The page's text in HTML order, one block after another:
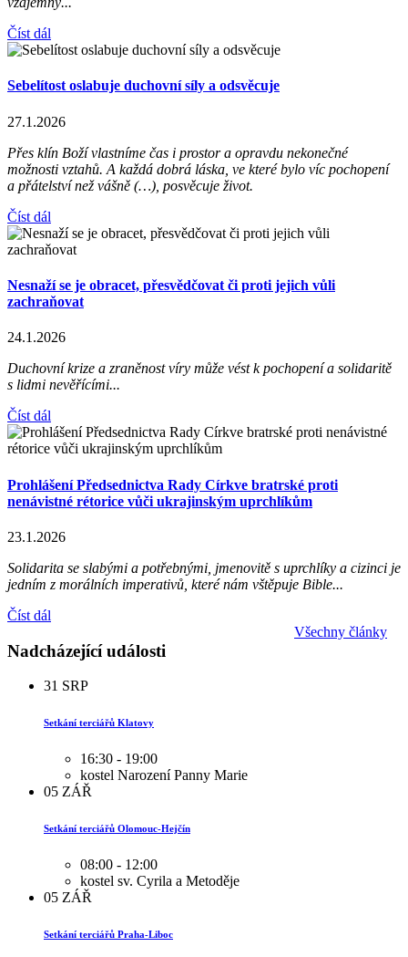
Číst dál
Sebelítost oslabuje duchovní síly a odsvěcuje
27.1.2026
Přes klín Boží vlastníme čas i prostor a opravdu nekonečné
možnosti vztahů. A každá dobrá láska, ve které bylo víc pochopení
a přátelství než vášně (…), posvěcuje život.
Číst dál
Nesnaží se je obracet, přesvědčovat či proti jejich vůli
zachraňovat
24.1.2026
Duchovní krize a zraněnost víry může vést k pochopení a solidaritě
s lidmi nevěřícími...
Číst dál
Prohlášení Předsednictva Rady Církve bratrské proti
nenávistné rétorice vůči ukrajinským uprchlíkům
23.1.2026
Solidarita se slabými a potřebnými, jmenovitě s uprchlíky a cizinci je
jedním z morálních imperativů, které nám vštěpuje Bible...
Číst dál
Všechny články
Nadcházející události
31 SRP
Setkání terciářů Klatovy
16:30 - 19:00
kostel Narození Panny Marie
05 ZÁŘ
Setkání terciářů Olomouc-Hejčín
08:00 - 12:00
kostel sv. Cyrila a Metoděje
05 ZÁŘ
Setkání terciářů Praha-Liboc